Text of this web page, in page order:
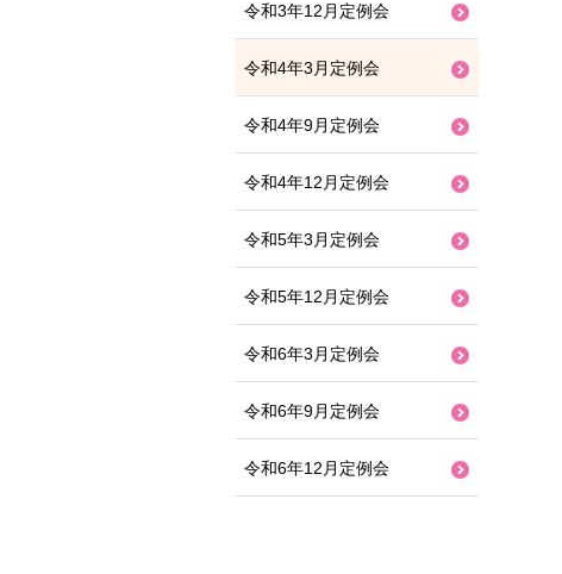
令和3年12月定例会
令和4年3月定例会
令和4年9月定例会
令和4年12月定例会
令和5年3月定例会
令和5年12月定例会
令和6年3月定例会
令和6年9月定例会
令和6年12月定例会